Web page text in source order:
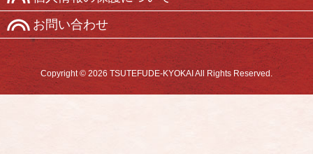
お問い合わせ
Copyright © 2026 TSUTEFUDE-KYOKAI All Rights Reserved.